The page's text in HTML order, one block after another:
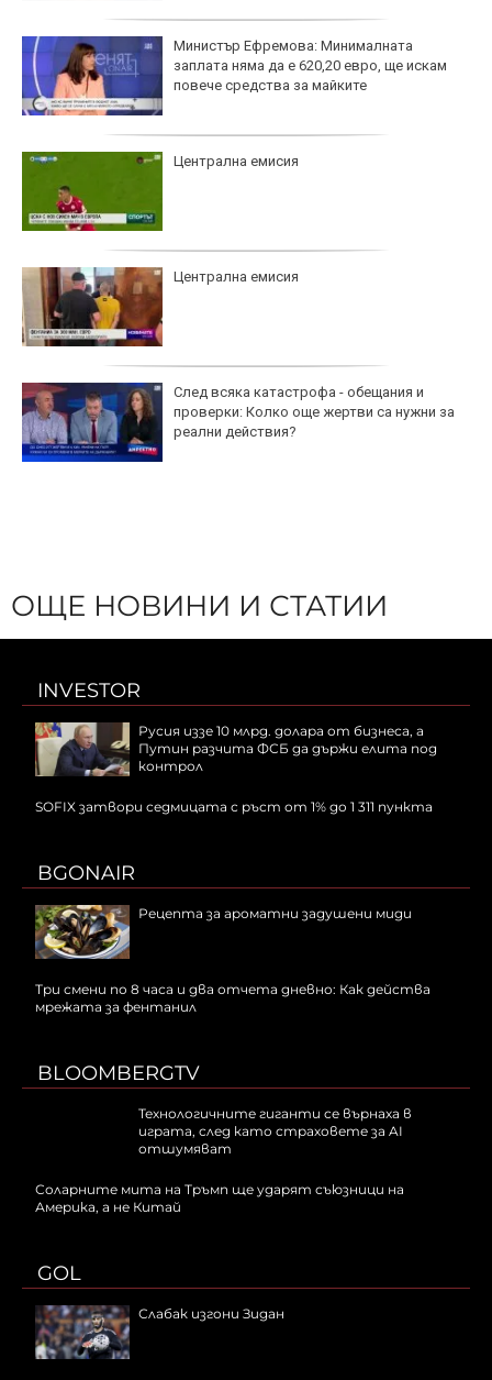
Министър Ефремова: Минималната
заплата няма да е 620,20 евро, ще искам
повече средства за майките
Централна емисия
Централна емисия
След всяка катастрофа - обещания и
проверки: Колко още жертви са нужни за
реални действия?
ОЩЕ НОВИНИ И СТАТИИ
INVESTOR
Русия иззе 10 млрд. долара от бизнеса, а
Путин разчита ФСБ да държи елита под
контрол
SOFIX затвори седмицата с ръст от 1% до 1 311 пункта
BGONAIR
Рецепта за ароматни задушени миди
Три смени по 8 часа и два отчета дневно: Как действа
мрежата за фентанил
BLOOMBERGTV
Технологичните гиганти се върнаха в
играта, след като страховете за AI
отшумяват
Соларните мита на Тръмп ще ударят съюзници на
Америка, а не Китай
GOL
Слабак изгони Зидан